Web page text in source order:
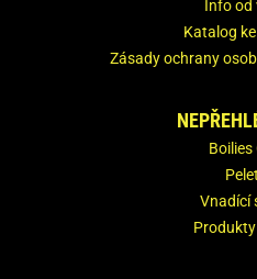
Info od
Katalog
Zásady ochrany
Boilies
Vnadící